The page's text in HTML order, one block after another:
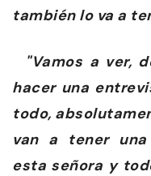
también lo va a
"Vamos a ver,
hacer una
todo,
van a tener una
esta señora y